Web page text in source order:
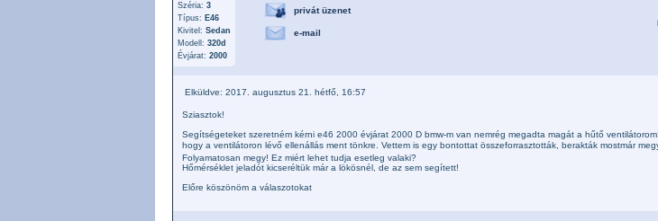
Széria: 3
Típus: E46
Kivitel: Sedan
Modell: 320d
Évjárat: 2000
privát üzenet
e-mail
Elküldve: 2017. augusztus 21. hétfő, 16:57
Sziasztok!
Segítségeteket szeretném kérni e46 2000 évjárat 2000 D bmw-m van nemrég megadta magát a hűtő
hogy a ventilátoron lévő ellenállás ment tönkre. Vettem is egy bontottat összeforrasztották, berakták mostmár
Folyamatosan megy! Ez miért lehet tudja esetleg valaki?
Hőmérséklet jeladót kicseréltük már a lökösnél, de az sem segített!
Előre köszönöm a válaszotokat